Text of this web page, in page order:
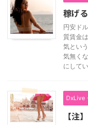
稼げ
円安ド
質賃金
気とい
気無く
にして
DxLive
【注